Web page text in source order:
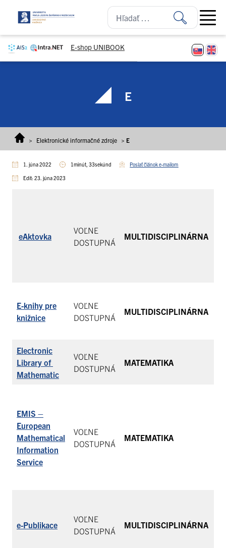
E-shop UNIBOOK
Open
E
> Elektronické informačné zdroje > E
1. júna 2022 1minút, 33sekúnd Poslať článok e-mailom
Edit: 23. júna 2023
eAktovka
VOĽNE
DOSTUPNÁ
MULTIDISCIPLINÁRNA
E-knihy pre
knižnice
VOĽNE
DOSTUPNÁ
MULTIDISCIPLINÁRNA
Electronic
Library of
Mathematic
VOĽNE
DOSTUPNÁ
MATEMATIKA
EMIS –
European
Mathematical
Information
Service
VOĽNE
DOSTUPNÁ
MATEMATIKA
e-Publikace
VOĽNE
DOSTUPNÁ
MULTIDISCIPLINÁRNA